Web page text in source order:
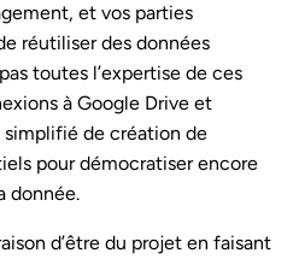
et vos parties
réutiliser des données
toutes l’expertise de ces
à Google Drive et
simplifié de création de
pour démocratiser encore
donnée.
d’être du projet en faisant